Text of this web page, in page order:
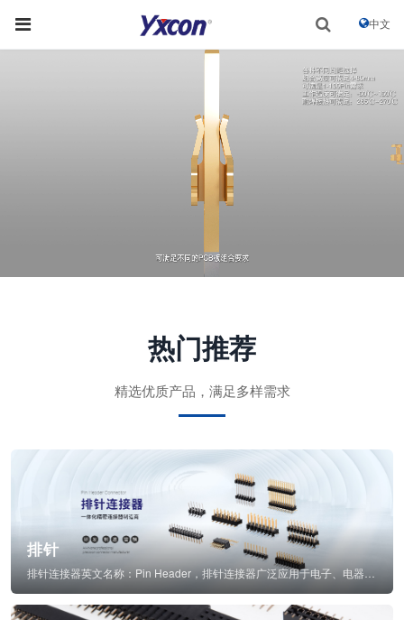
中文
热门推荐
精选优质产品，满足多样需求
排针